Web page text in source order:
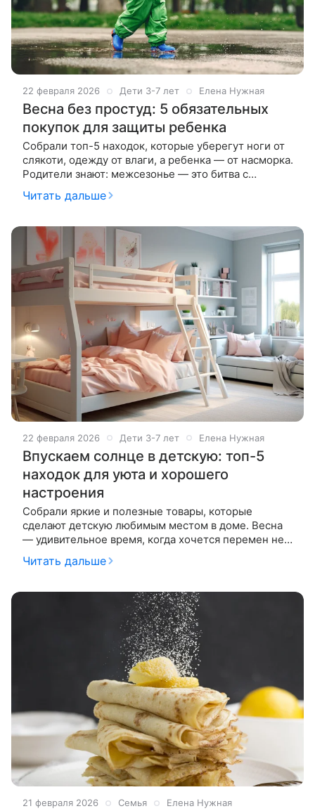
22 февраля 2026 Дети 3-7 лет Елена Нужная
Весна без простуд: 5 обязательных
покупок для защиты ребенка
Собрали топ-5 находок, которые уберегут ноги от
слякоти, одежду от влаги, а ребенка — от насморка.
Родители знают: межсезонье — это битва с
сыростью. Обувь намокает через час, куртка не
спасает от косого дождя,
Читать дальше
22 февраля 2026 Дети 3-7 лет Елена Нужная
Впускаем солнце в детскую: топ-5
находок для уюта и хорошего
настроения
Собрали яркие и полезные товары, которые
сделают детскую любимым местом в доме. Весна
— удивительное время, когда хочется перемен не
касается детской комнаты —
Читать дальше
21 февраля 2026 Семья Елена Нужная